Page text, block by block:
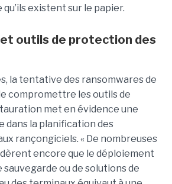
existent sur le papier.
outils de protection des
la tentative des ransomwares de
compromettre les outils de
met en évidence une
dans la planification des
rançongiciels. « De nombreuses
encore que le déploiement
ou de solutions de